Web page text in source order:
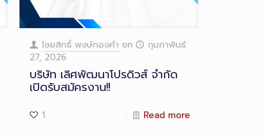
ไชยสิทธิ์ พงษ์ทองคำ on
กุมภาพันธ์
27, 2026
บริษัท เลิศพัฒนาโปรดิวส์ จำกัด
เปิดรับสมัครงาน!!
1 Read more